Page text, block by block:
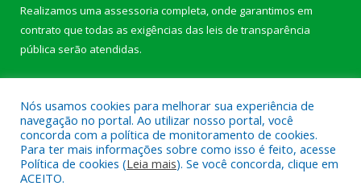
Realizamos uma assessoria completa, onde garantimos em
contrato que todas as exigências das leis de transparência
pública serão atendidas.
Todos os direitos reservados a Prefeitura Municipal de Afuá.
Nós usamos cookies para melhorar sua experiência de
navegação no portal. Ao utilizar nosso portal, você
concorda com a política de monitoramento de cookies.
Para ter mais informações sobre como isso é feito, acesse
Política de cookies (Leia mais). Se você concorda, clique em
ACEITO.